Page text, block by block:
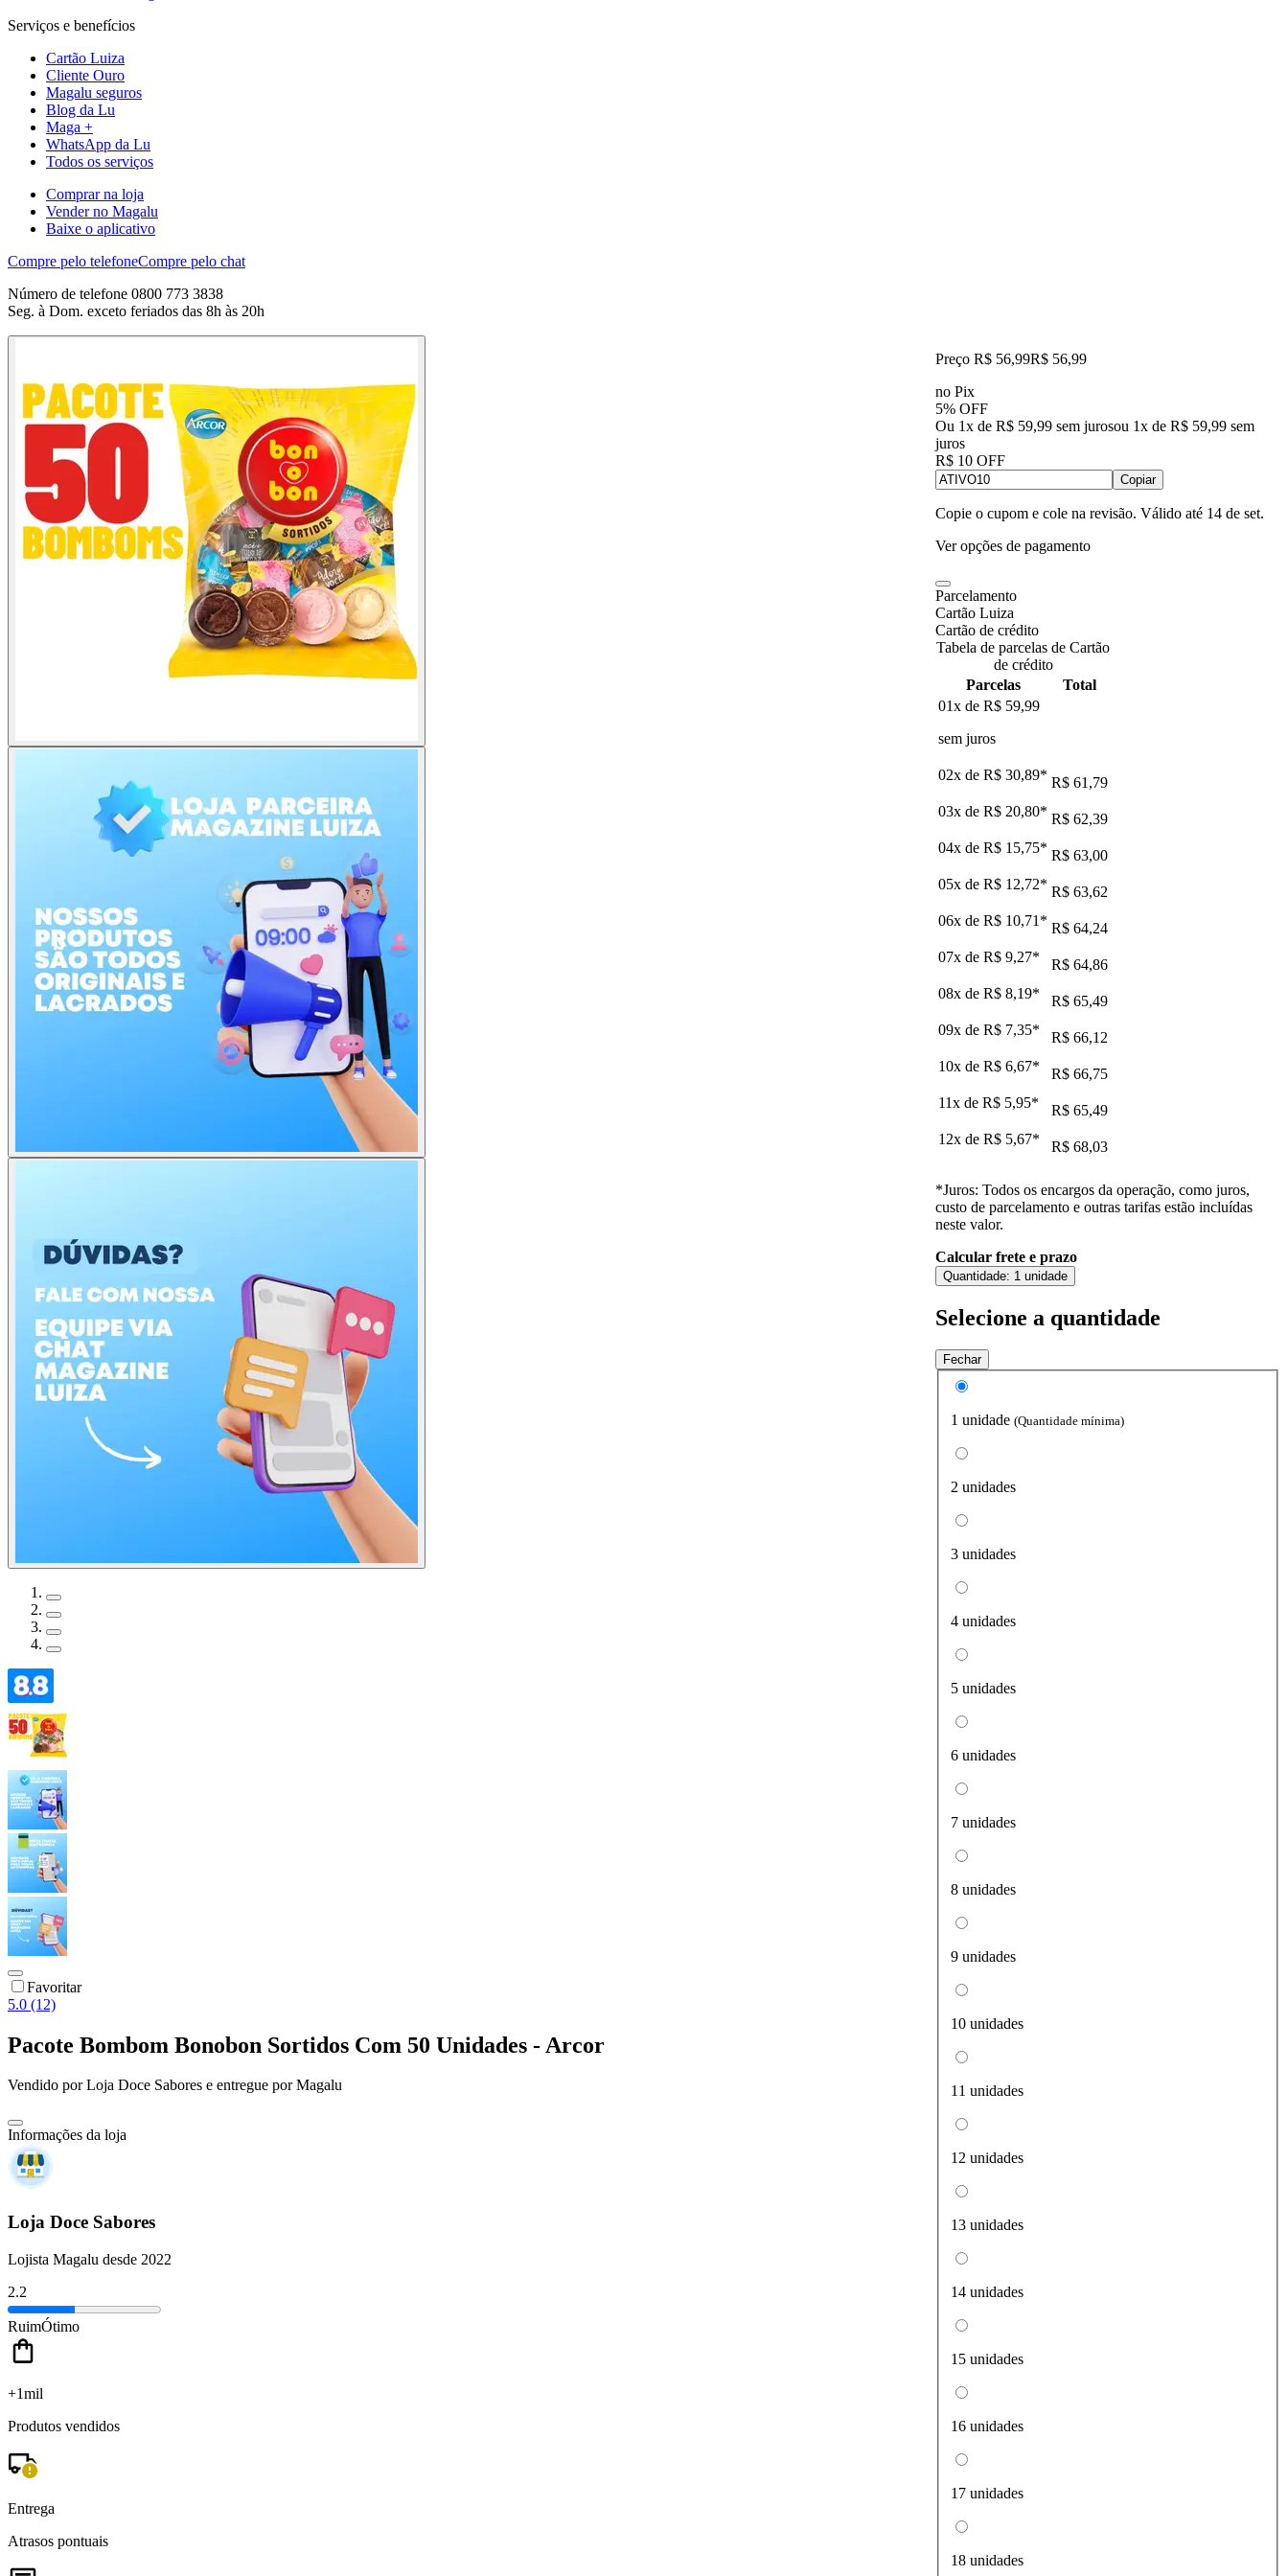
Serviços e benefícios
Cartão Luiza
Cliente Ouro
Magalu seguros
Blog da Lu
Maga +
WhatsApp da Lu
Todos os serviços
Comprar na loja
Vender no Magalu
Baixe o aplicativo
Compre pelo telefoneCompre pelo chat
Número de telefone 0800 773 3838
Seg. à Dom. exceto feriados das 8h às 20h
Favoritar
5.0 (12)
Pacote Bombom Bonobon Sortidos Com 50 Unidades - Arcor
Vendido porLoja Doce Sabores e entregue por Magalu
Informações da loja
Loja Doce Sabores
Lojista Magalu desde 2022
2.2
RuimÓtimo
+1mil
Produtos vendidos
Entrega
Atrasos pontuais
Preço R$ 56,99R$ 56,99
no Pix
5% OFF
Ou 1x de R$ 59,99 sem jurosou 1x de R$ 59,99 sem
juros
R$ 10 OFF
Copiar
Copie o cupom e cole na revisão. Válido até 14 de set.
Ver opções de pagamento
Parcelamento
Cartão Luiza
Cartão de crédito
Tabela de parcelas de Cartão
de crédito
Parcelas
Total
01x de R$ 59,99
sem juros
02x de R$ 30,89* R$ 61,79
03x de R$ 20,80* R$ 62,39
04x de R$ 15,75* R$ 63,00
05x de R$ 12,72* R$ 63,62
06x de R$ 10,71 * R$ 64,24
07x de R$ 9,27*
R$ 64,86
08x de R$ 8,19*
R$ 65,49
09x de R$ 7,35*
R$ 66,12
10x de R$ 6,67*
R$ 66,75
11x de R$ 5,95*
R$ 65,49
12x de R$ 5,67* R$ 68,03
*Juros: Todos os encargos da operação, como juros,
custo de parcelamento e outras tarifas estão incluídas
neste valor.
Calcular frete e prazo
Quantidade: 1 unidade
Selecione a quantidade
Fechar
1 unidade (Quantidade mínima)
2 unidades
3 unidades
4 unidades
5 unidades
6 unidades
7 unidades
8 unidades
9 unidades
10 unidades
11 unidades
12 unidades
13 unidades
14 unidades
15 unidades
16 unidades
17 unidades
18 unidades